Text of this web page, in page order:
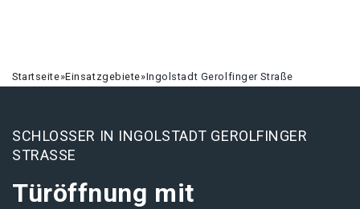
Startseite»Einsatzgebiete»Ingolstadt Gerolfinger Straße
SCHLOSSER IN INGOLSTADT GEROLFINGER
STRASSE
Türöffnung mit